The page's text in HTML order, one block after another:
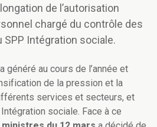
de l’autorisation
chargé du contrôle des
Intégration sociale.
généré au cours de l’année et
de la pression et la
services et secteurs, et
sociale. Face à ce